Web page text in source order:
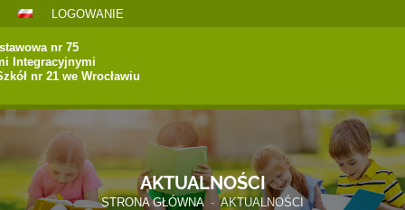
LOGOWANIE
nr 75
Integracyjnymi
nr 21 we Wrocławiu
AKTUALNOŚCI
STRONA GŁÓWNA - AKTUALNOŚCI